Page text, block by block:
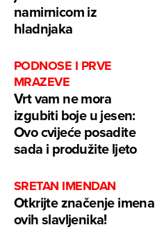
namirnicom iz
hladnjaka
PODNOSE I PRVE
MRAZEVE
Vrt vam ne mora
izgubiti boje u jesen:
Ovo cvijeće posadite
sada i produžite ljeto
SRETAN IMENDAN
Otkrijte značenje imena
ovih slavljenika!